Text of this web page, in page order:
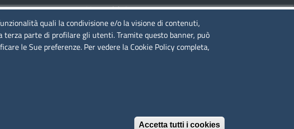
Mappa del sito
Accesso riservato
È un servizio realizzato da
quali la condivisione e/o la visione di contenuti,
terza parte di profilare gli utenti. Tramite questo banner, può
le Sue preferenze. Per vedere la Cookie Policy completa,
Accetta tutti i cookies